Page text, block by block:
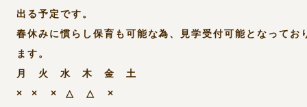
出る予定です。
春休みに慣らし保育も可能な為、見学受付可能となってお
ます。
月 火 水 木 金 土
× × × △ △ ×